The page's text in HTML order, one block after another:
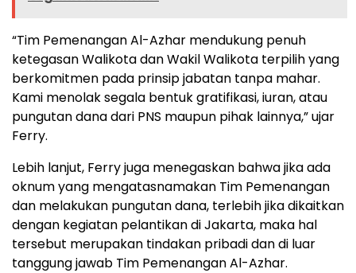
“Tim Pemenangan Al-Azhar mendukung penuh
ketegasan Walikota dan Wakil Walikota terpilih yang
berkomitmen pada prinsip jabatan tanpa mahar.
Kami menolak segala bentuk gratifikasi, iuran, atau
pungutan dana dari PNS maupun pihak lainnya,” ujar
Ferry.
Lebih lanjut, Ferry juga menegaskan bahwa jika ada
oknum yang mengatasnamakan Tim Pemenangan
dan melakukan pungutan dana, terlebih jika dikaitkan
dengan kegiatan pelantikan di Jakarta, maka hal
tersebut merupakan tindakan pribadi dan di luar
tanggung jawab Tim Pemenangan Al-Azhar.